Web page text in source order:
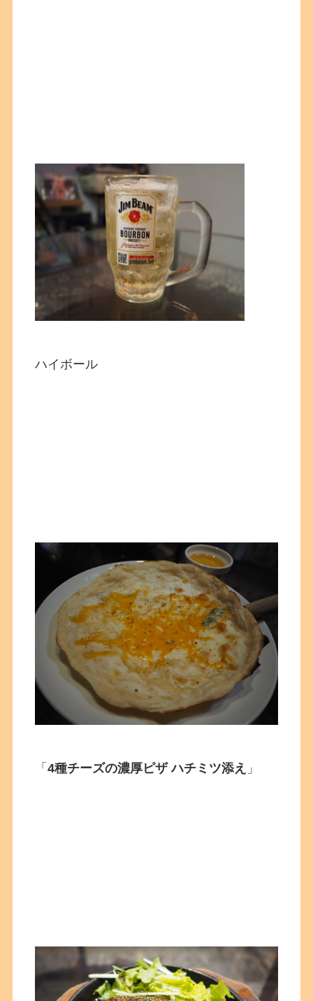
ハイボール
「4種チーズの濃厚ピザ ハチミツ添え 」